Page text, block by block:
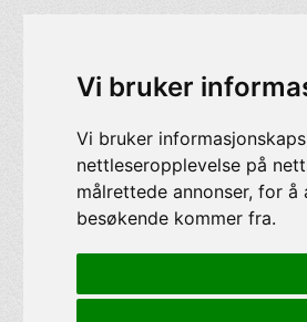
Vi bruker
Vi bruker
nettleseropplevelse på
målrettede annonser, for
besøkende kommer fra.